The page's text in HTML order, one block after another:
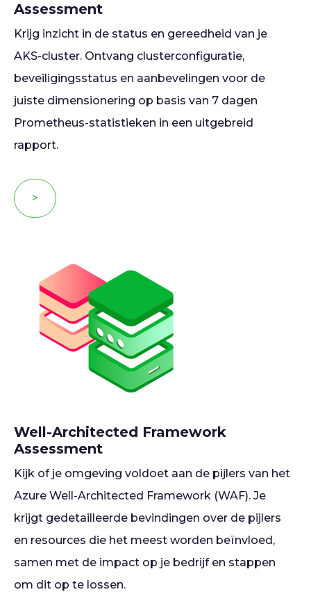
Assessment
Krijg inzicht in de status en gereedheid van je
AKS-cluster. Ontvang clusterconfiguratie,
beveiligingsstatus en aanbevelingen voor de
juiste dimensionering op basis van 7 dagen
Prometheus-statistieken in een uitgebreid
rapport.
>
Well-Architected Framework
Assessment
Kijk of je omgeving voldoet aan de pijlers van het
Azure Well-Architected Framework (WAF). Je
krijgt gedetailleerde bevindingen over de pijlers
en resources die het meest worden beïnvloed,
samen met de impact op je bedrijf en stappen
om dit op te lossen.